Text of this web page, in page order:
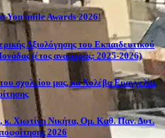
YouSmile Awards 2026!
Αξιολόγησης του Εκπαιδευτικού
(έτος αναφοράς: 2025-2026)
σχολείου μας, κα Χολέβα Ευαγγελία,
κ. Χιωτίνη Νικήτα, Ομ. Καθ. Παν. Δυτ.
2026